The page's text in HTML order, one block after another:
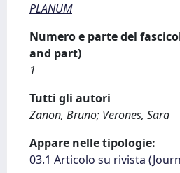
PLANUM
Numero e parte del
and part)
1
Tutti gli autori
Zanon, Bruno; Verones, Sara
Appare nelle tipologie:
03.1 Articolo su rivista